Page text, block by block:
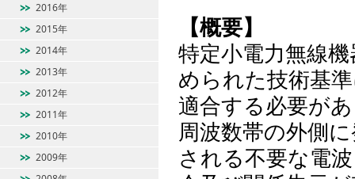
【概要】
特定小電力無線
められた技術基
適合する必要が
周波数帯の外側
される不要な電
2016年
2015年
2014年
2013年
2012年
2011年
2010年
2009年